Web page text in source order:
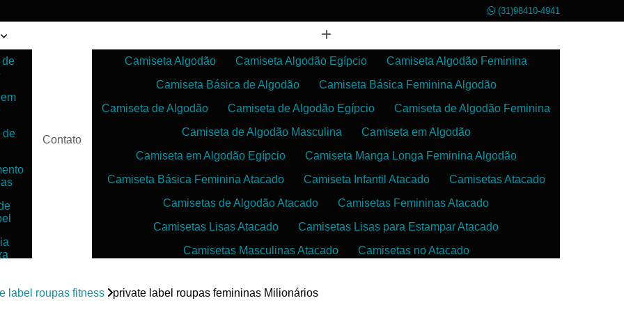
(31)98410-4941
de
de
Contato
Camiseta Algodão Camiseta Algodão Egípcio
Camiseta Algodão Feminina
Camiseta Básica de Algodão
Camiseta Básica Feminina Algodão
Camiseta de Algodão
Camiseta de Algodão Egípcio
Camiseta de Algodão Feminina
Camiseta de Algodão Masculina
Camiseta em Algodão
Camiseta em Algodão Egípcio
Camiseta Manga Longa Feminina Algodão
Camiseta Básica Feminina Atacado
Camiseta Infantil Atacado
Camisetas Atacado
Camisetas de Algodão Atacado
Camisetas Femininas Atacado
Camisetas Lisas Atacado
Camisetas Lisas para Estampar Atacado
Camisetas Masculinas Atacado
Camisetas no Atacado
Camisetas para Sublimação Atacado
label roupas fitness private label roupas femininas Milionários